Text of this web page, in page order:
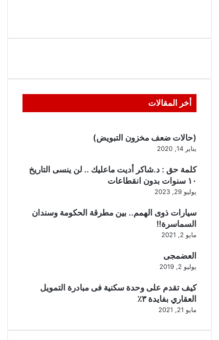
أخر المقالات
(حالات ضعف مخزون التبويض)
يناير 14, 2020
كلمة حق : د.شاكر أديت ماعليك .. لن ينسى التاريخ
١٠ سنوات بدون انقطاعات
يوليو 29, 2023
سيارات ذوى الهمم.. بين مطرقة الحكومة وسندان
السماسرة!!
مايو 2, 2021
العضمجى
يوليو 2, 2019
كيف تقدم على وحدة سكنية فى مبادرة التمويل
العقاري بفايدة ٣٪
مايو 21, 2021